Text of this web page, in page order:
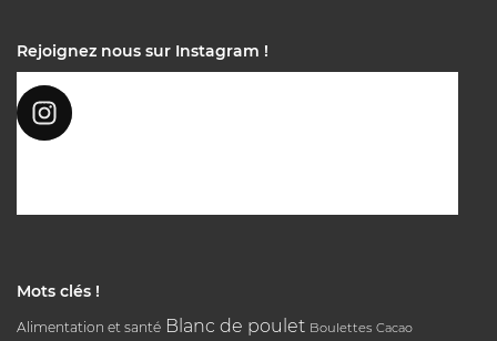
Rejoignez nous sur Instagram !
Mots clés !
Alimentation et santé Blanc de poulet Boulettes Cacao